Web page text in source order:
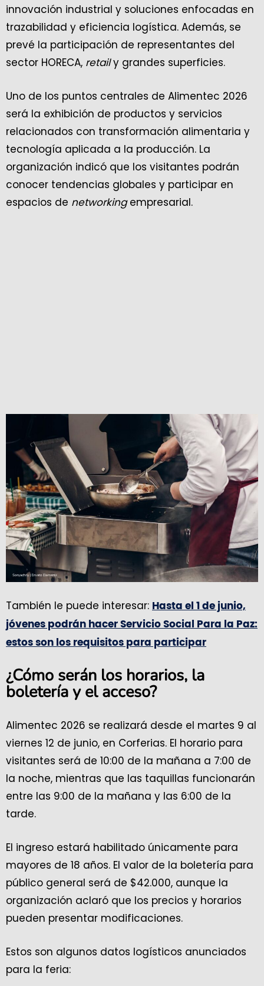
innovación industrial y soluciones enfocadas en
trazabilidad y eficiencia logística. Además, se
prevé la participación de representantes del
sector HORECA, retaily grandes superficies.
Uno de los puntos centrales de Alimentec 2026
será la exhibición de productos y servicios
relacionados con transformación alimentaria y
tecnología aplicada a la producción. La
organización indicó que los visitantes podrán
conocer tendencias globales y participar en
espacios de networkingempresarial.
También le puede interesar: Hasta el 1 de junio,
jóvenes podrán hacer Servicio Social Para la Paz:
estos son los requisitos para participar
¿Cómo serán los horarios, la
boletería y el acceso?
Alimentec 2026 se realizará desde el martes 9 al
viernes 12 de junio, en Corferias. El horario para
visitantes será de 10:00 de la mañana a 7:00 de
la noche, mientras que las taquillas funcionarán
entre las 9:00 de la mañana y las 6:00 de la
tarde.
El ingreso estará habilitado únicamente para
mayores de 18 años. El valor de la boletería para
público general será de $42.000, aunque la
organización aclaró que los precios y horarios
pueden presentar modificaciones.
Estos son algunos datos logísticos anunciados
para la feria: